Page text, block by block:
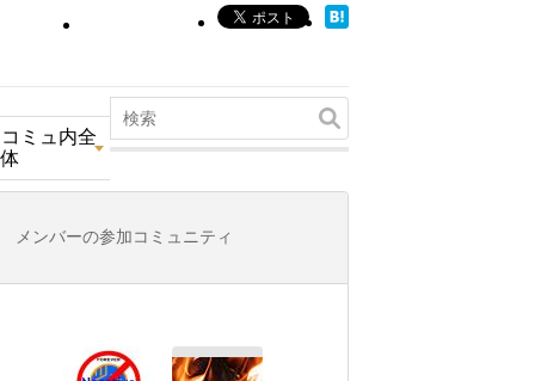
コミュ内全
体
メンバーの参加コミュニティ